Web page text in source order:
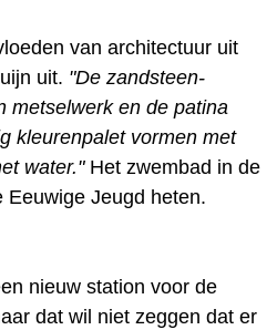
van architectuur uit
uit. "De zandsteen-
metselwerk en de patina
kleurenpalet vormen met
water."Het zwembad in de
Eeuwige Jeugd heten.
nieuw station voor de
dat wil niet zeggen dat er